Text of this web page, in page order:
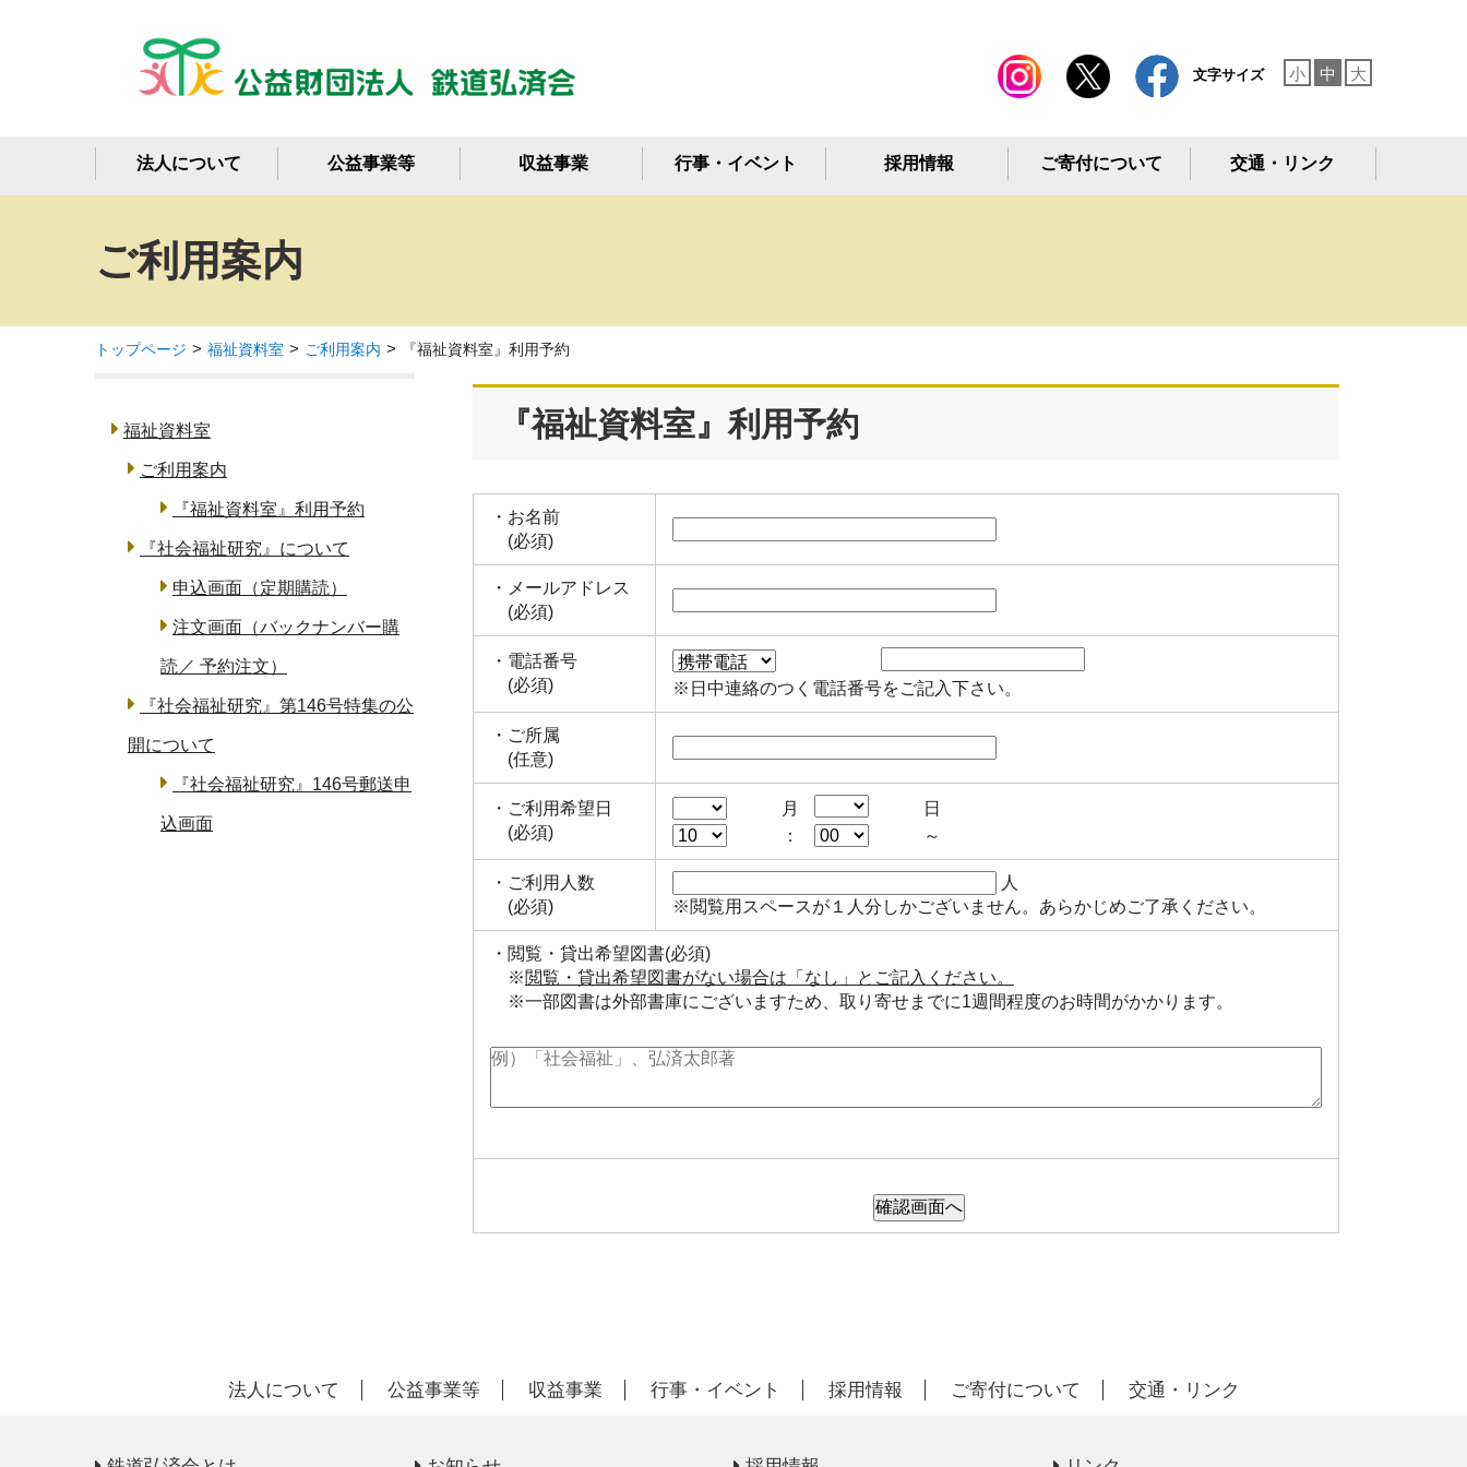
文字サイズ 小 中 大
法人について 公益事業等 収益事業 行事・イベント 採用情報 ご寄付について 交通・リンク
ご利用案内
トップページ 福祉資料室 ご利用案内 『福祉資料室』利用予約
『福祉資料室』利用予約
・お名前
(必須)
・メールアドレス
(必須)
・電話番号
(必須)
※日中連絡のつく電話番号をご記入下さい。
・ご所属
(任意)
・ご利用希望日
(必須)
月
日
：
～
・ご利用人数
(必須)
人
※閲覧用スペースが１人分しかございません。あらかじめご了承ください。
・閲覧・貸出希望図書(必須)
※閲覧・貸出希望図書がない場合は「なし」とご記入ください。
※一部図書は外部書庫にございますため、取り寄せまでに1週間程度のお時間がかかります。
福祉資料室
ご利用案内
『福祉資料室』利用予約
『社会福祉研究』について
申込画面（定期購読）
注文画面（バックナンバー購
読／ 予約注文）
『社会福祉研究』第146号特集の公
開について
『社会福祉研究』146号郵送申
込画面
法人について 公益事業等 収益事業 行事・イベント 採用情報 ご寄付について 交通・リンク